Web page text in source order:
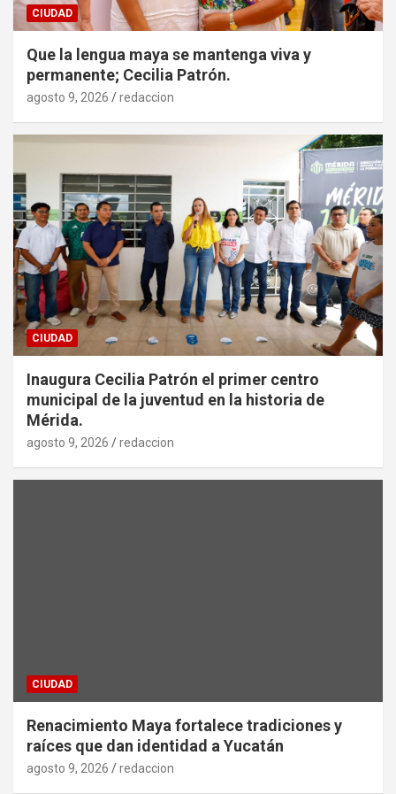
CIUDAD
Que la lengua maya se mantenga viva y
permanente; Cecilia Patrón.
agosto 9, 2026 redaccion
CIUDAD
Inaugura Cecilia Patrón el primer centro
municipal de la juventud en la historia de
Mérida.
agosto 9, 2026 redaccion
CIUDAD
Renacimiento Maya fortalece tradiciones y
raíces que dan identidad a Yucatán
agosto 9, 2026 redaccion